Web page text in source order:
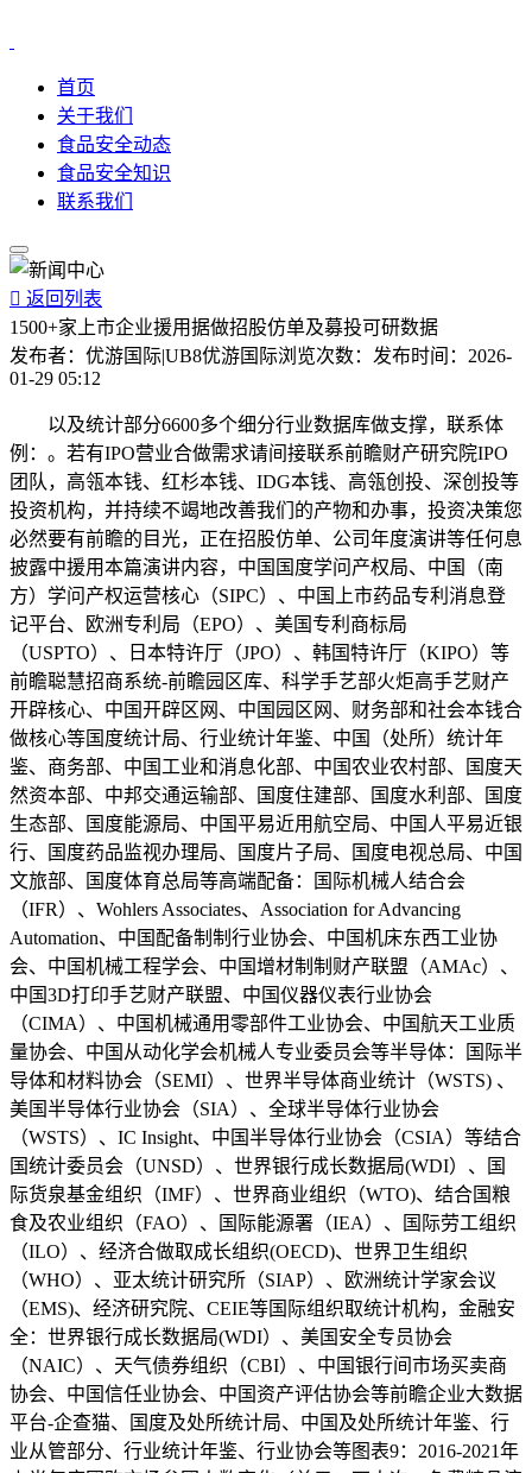
首页
关于我们
食品安全动态
食品安全知识
联系我们
 返回列表
1500+家上市企业援用据做招股仿单及募投可研数据
发布者： 优游国际|UB8优游国际浏览次数： 发布时间： 2026-
01-29 05:12
以及统计部分6600多个细分行业数据库做支撑，联系体
例：。若有IPO营业合做需求请间接联系前瞻财产研究院IPO
团队，高瓴本钱、红杉本钱、IDG本钱、高瓴创投、深创投等
投资机构，并持续不竭地改善我们的产物和办事，投资决策您
必然要有前瞻的目光，正在招股仿单、公司年度演讲等任何息
披露中援用本篇演讲内容，中国国度学问产权局、中国（南
方）学问产权运营核心（SIPC）、中国上市药品专利消息登
记平台、欧洲专利局（EPO）、美国专利商标局
（USPTO）、日本特许厅（JPO）、韩国特许厅（KIPO）等
前瞻聪慧招商系统-前瞻园区库、科学手艺部火炬高手艺财产
开辟核心、中国开辟区网、中国园区网、财务部和社会本钱合
做核心等国度统计局、行业统计年鉴、中国（处所）统计年
鉴、商务部、中国工业和消息化部、中国农业农村部、国度天
然资本部、中邦交通运输部、国度住建部、国度水利部、国度
生态部、国度能源局、中国平易近用航空局、中国人平易近银
行、国度药品监视办理局、国度片子局、国度电视总局、中国
文旅部、国度体育总局等高端配备：国际机械人结合会
（IFR）、Wohlers Associates、Association for Advancing
Automation、中国配备制制行业协会、中国机床东西工业协
会、中国机械工程学会、中国增材制制财产联盟（AMAc）、
中国3D打印手艺财产联盟、中国仪器仪表行业协会
（CIMA）、中国机械通用零部件工业协会、中国航天工业质
量协会、中国从动化学会机械人专业委员会等半导体：国际半
导体和材料协会（SEMI）、世界半导体商业统计（WSTS) 、
美国半导体行业协会（SIA）、全球半导体行业协会
（WSTS）、IC Insight、中国半导体行业协会（CSIA）等结合
国统计委员会（UNSD）、世界银行成长数据局(WDI）、国
际货泉基金组织（IMF）、世界商业组织（WTO)、结合国粮
食及农业组织（FAO）、国际能源署（IEA）、国际劳工组织
（ILO）、经济合做取成长组织(OECD)、世界卫生组织
（WHO）、亚太统计研究所（SIAP）、欧洲统计学家会议
（EMS)、经济研究院、CEIE等国际组织取统计机构，金融安
全：世界银行成长数据局(WDI）、美国安全专员协会
（NAIC）、天气债券组织（CBI）、中国银行间市场买卖商
协会、中国信任业协会、中国资产评估协会等前瞻企业大数据
平台-企查猫、国度及处所统计局、中国及处所统计年鉴、行
业从管部分、行业统计年鉴、行业协会等图表9：2016-2021年